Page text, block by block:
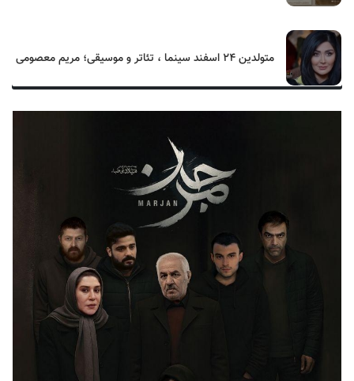
متولدین ۲۴ اسفند سینما ، تئاتر و موسیقی؛ مریم معصومی